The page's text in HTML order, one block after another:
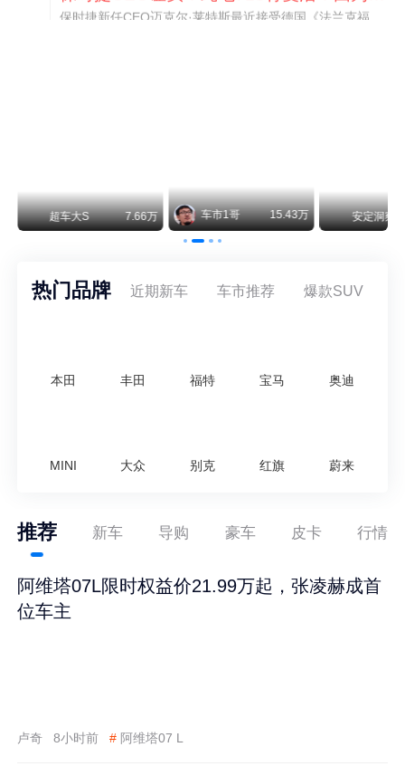
阿维塔07L限时权益价21.99万起，张凌赫成首位车主
7.66万 车市1哥 15.43万 安定洞察 8.07万
热门品牌 近期新车 车市推荐 爆款SUV
本田 丰田 福特 宝马 奥迪
MINI 大众 别克 红旗 蔚来
推荐 新车 导购 豪车 皮卡 行情
阿维塔07L限时权益价21.99万起，张凌赫成首
位车主
卢奇 8小时前 # 阿维塔07 L